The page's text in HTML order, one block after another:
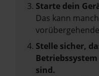
Starte dein
Das kann
Stelle sicher,
sind.